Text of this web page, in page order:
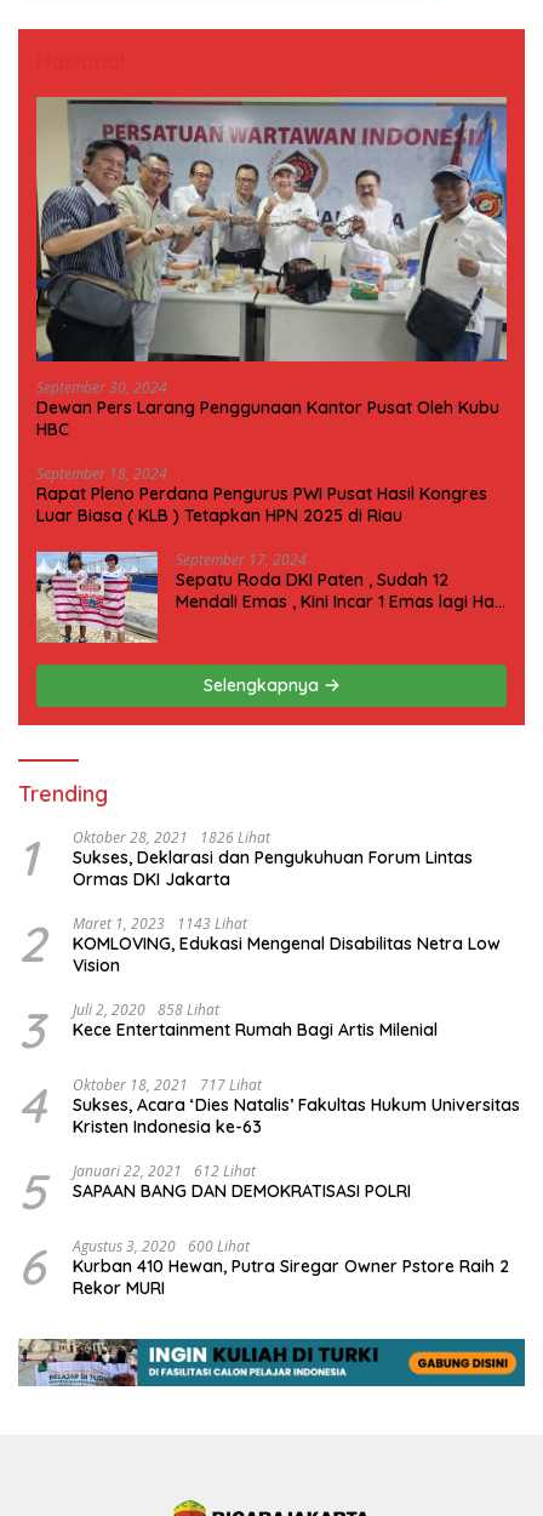
September 30, 2024
Dewan Pers Larang Penggunaan Kantor Pusat Oleh Kubu
HBC
September 18, 2024
Rapat Pleno Perdana Pengurus PWI Pusat Hasil Kongres
Luar Biasa ( KLB ) Tetapkan HPN 2025 di Riau
September 17, 2024
Sepatu Roda DKI Paten , Sudah 12
Mendali Emas , Kini Incar 1 Emas lagi Hari
Selengkapnya
Trending
1 Oktober 28, 2021 1826 Lihat
Sukses, Deklarasi dan Pengukuhuan Forum Lintas
Ormas DKI Jakarta
2 Maret 1, 2023 1143 Lihat
KOMLOVING, Edukasi Mengenal Disabilitas Netra Low
Vision
3 Juli 2, 2020 858 Lihat
Kece Entertainment Rumah Bagi Artis Milenial
4 Oktober 18, 2021 717 Lihat
Sukses, Acara ‘Dies Natalis’ Fakultas Hukum Universitas
Kristen Indonesia ke-63
5 Januari 22, 2021 612 Lihat
SAPAAN BANG DAN DEMOKRATISASI POLRI
6 Agustus 3, 2020 600 Lihat
Kurban 410 Hewan, Putra Siregar Owner Pstore Raih 2
Rekor MURI